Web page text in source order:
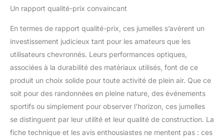
sans coque de
étanches : corps étanche
étanche, durable et
portable en plein air,
même adapté pour les
environnements hostiles.
Ces jumelles IBQ sont
utilisées pour diverses
activités, telles que
l'observation des
oiseaux, la randonnée, la
Un rapport qualité-prix convaincant
En termes de rapport qualité-prix, ces jumelles s’avèrent un
investissement judicieux tant pour les amateurs que les
utilisateurs chevronnés. Leurs performances optiques,
associées à la durabilité des matériaux utilisés, font de ce
produit un choix solide pour toute activité de plein air. Que ce
soit pour des randonnées en pleine nature, des événements
sportifs ou simplement pour observer l’horizon, ces jumelles
se distinguent par leur utilité et leur qualité de construction. La
fiche technique et les avis enthousiastes ne mentent pas : ces